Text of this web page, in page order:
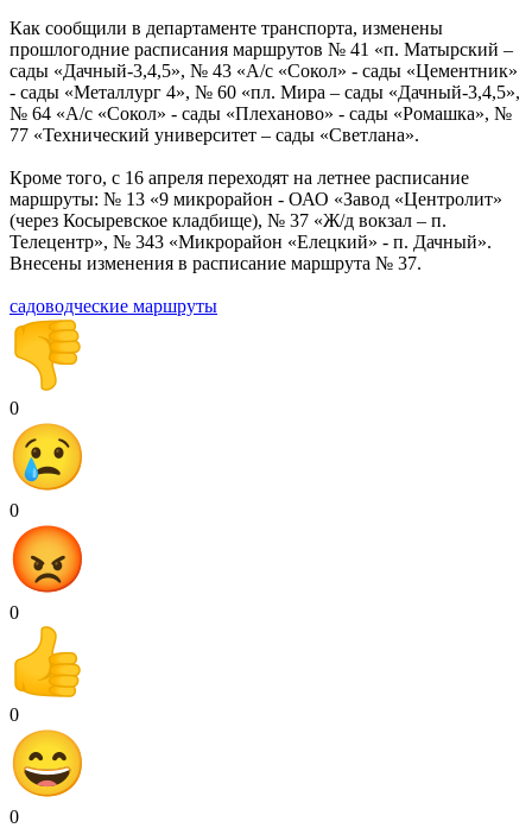
Как сообщили в департаменте транспорта, изменены
прошлогодние расписания маршрутов № 41 «п. Матырский –
сады «Дачный-3,4,5», № 43 «А/с «Сокол» - сады «Цементник»
- сады «Металлург 4», № 60 «пл. Мира – сады «Дачный-3,4,5»,
№ 64 «А/с «Сокол» - сады «Плеханово» - сады «Ромашка», №
77 «Технический университет – сады «Светлана».
Кроме того, с 16 апреля переходят на летнее расписание
маршруты: № 13 «9 микрорайон - ОАО «Завод «Центролит»
(через Косыревское кладбище), № 37 «Ж/д вокзал – п.
Телецентр», № 343 «Микрорайон «Елецкий» - п. Дачный».
Внесены изменения в расписание маршрута № 37.
садоводческие маршруты
0
0
0
0
0